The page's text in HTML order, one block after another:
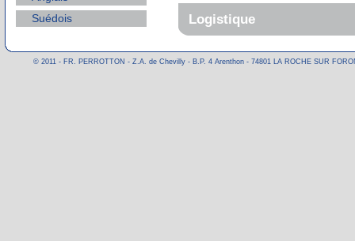
Suédois
Logistique
© 2011 - FR. PERROTTON - Z.A. de Chevilly - B.P. 4 Arenthon - 74801 LA ROCHE SUR